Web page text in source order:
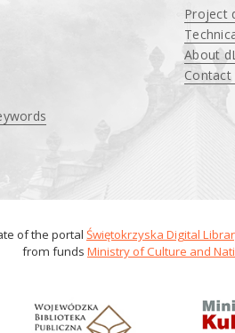
Project
About
Contact
of the portal Świętokrzyska Digital
from funds Ministry of Culture and